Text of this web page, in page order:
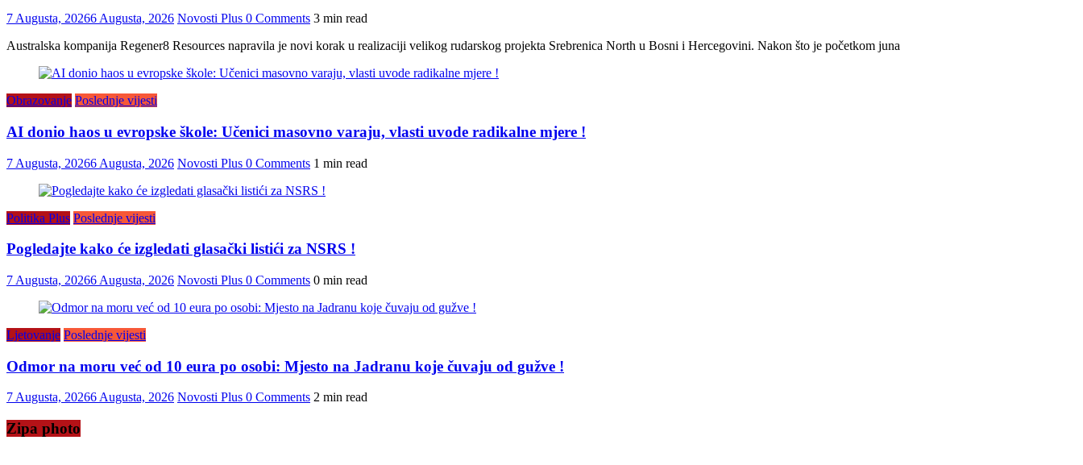
7 Augusta, 20266 Augusta, 2026 Novosti Plus 0 Comments 3 min read
Australska kompanija Regener8 Resources napravila je novi korak u realizaciji velikog rudarskog projekta Srebrenica North u Bosni i Hercegovini. Nakon što je početkom juna
Obrazovanje Poslednje vijesti
AI donio haos u evropske škole: Učenici masovno varaju, vlasti uvode radikalne mjere !
7 Augusta, 20266 Augusta, 2026 Novosti Plus 0 Comments 1 min read
Politika Plus Poslednje vijesti
Pogledajte kako će izgledati glasački listići za NSRS !
7 Augusta, 20266 Augusta, 2026 Novosti Plus 0 Comments 0 min read
Ljetovanje Poslednje vijesti
Odmor na moru već od 10 eura po osobi: Mjesto na Jadranu koje čuvaju od gužve !
7 Augusta, 20266 Augusta, 2026 Novosti Plus 0 Comments 2 min read
Zipa photo